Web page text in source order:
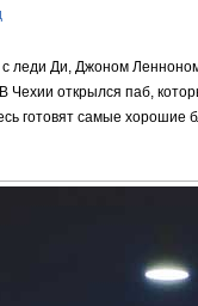
леди Ди, Джоном
Чехии открылся паб,
готовят самые хорошие